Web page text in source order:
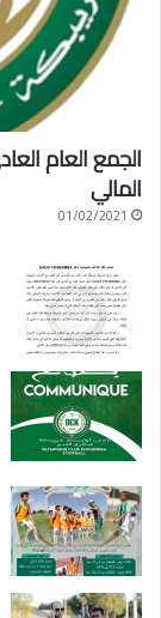
المالي
01/02/2021